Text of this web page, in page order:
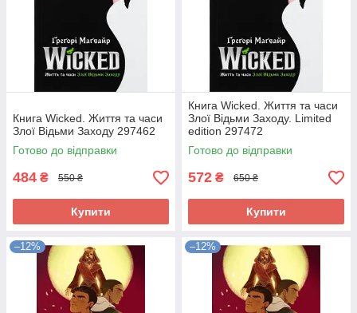
Книга Wicked. Життя та часи
Злої Відьми Заходу 297462
Готово до відправки
484 ₴ 550 ₴
Купити
Книга Wicked. Життя та часи
Злої Відьми Заходу. Limited
edition 297472
Готово до відправки
572 ₴ 650 ₴
Купити
–12% –12%